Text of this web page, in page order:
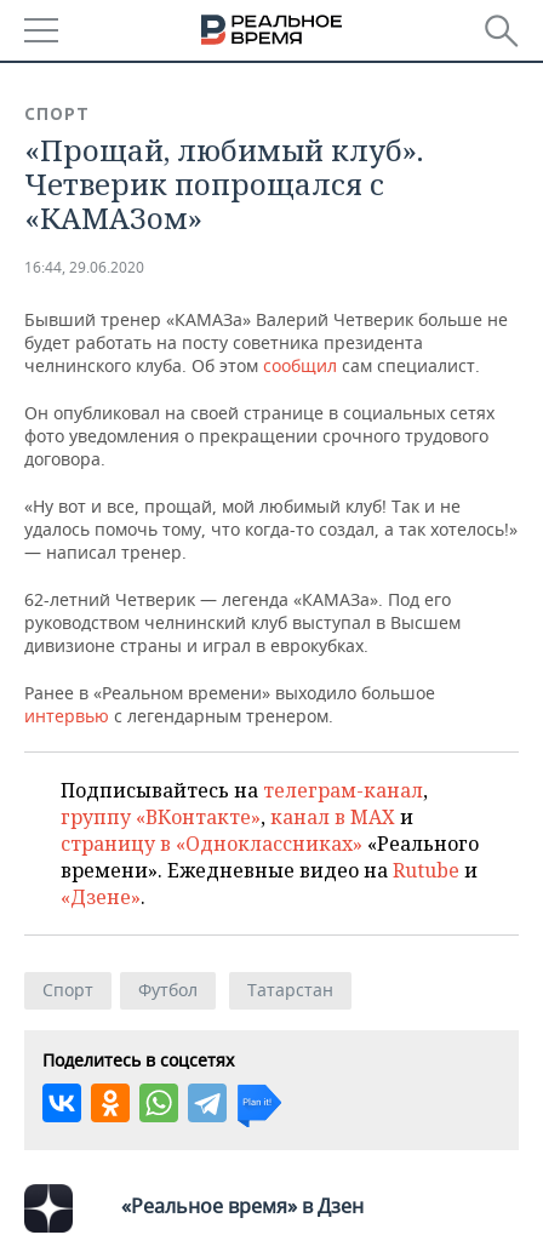
БАШКОРТОСТАН
ТАТАРСТАН
НОВОСТИ
АНАЛИТИКА
ДЕКЛАРАЦИИ О ДОХОДАХ
КОРОЛИ ГОСЗАКАЗА ПФО
ВУЗЫ ТАТАРСТАНА
КОМУ ПРИНАДЛЕЖАТ
ТОРГОВЫЕ ЦЕНТРЫ
ТАТАРСТАНА
НОВОСТИ ЭКОНОМИКИ
ФИНАНСЫ
БАНКИ
БЮДЖЕТ
ИНВЕСТИЦИИ
ПРОМЫШЛЕННОСТЬ
НОВОСТИ
ПРОМЫШЛЕННОСТИ
АГРОПРОМ
МАШИНОСТРОЕНИЕ
НЕФТЕХИМИЯ
НЕФТЬ
ОПК
ЭНЕРГЕТИКА
НЕДВИЖИМОСТЬ
НОВОСТИ НЕДВИЖИМОСТИ
АВТО
НОВОСТИ АВТО
НОВОСТИ БИЗНЕСА
РОЗНИЧНАЯ ТОРГОВЛЯ
ТРАНСПОРТ
УСЛУГИ
ТЕХНОЛОГИИ
НОВОСТИ ТЕХНОЛОГИЙ
IT
МЕДИА
ТЕЛЕКОММУНИКАЦИИ
МЕРОПРИЯТИЯ
НОВОСТИ МЕРОПРИЯТИЙ
ВЫЕЗДНАЯ РЕДАКЦИЯ
БИЗНЕС-БРАНЧИ
ONLINE-КОНФЕРЕНЦИИ
ОТКРЫТАЯ ЛЕКЦИЯ
СПОРТ
НОВОСТИ СПОРТА
ФУТБОЛ
ХОККЕЙ
БАСКЕТБОЛ
КИБЕРСПОРТ
ВОДНЫЕ ВИДЫ СПОРТА
ОБЩЕСТВО
НОВОСТИ ОБЩЕСТВА
ВЛАСТЬ
ИНФРАСТРУКТУРА
КУЛЬТУРА
ОБРАЗОВАНИЕ
ФОТОГАЛЕРЕЯ
СЮЖЕТЫ
СПРАВОЧНИК
СПИСОК КОМПАНИЙ
СПОРТ
«Прощай, любимый клуб».
Четверик попрощался с
«КАМАЗом»
16:44, 29.06.2020
Бывший тренер «КАМАЗа» Валерий Четверик больше не
будет работать на посту советника президента
челнинского клуба. Об этом сообщил сам специалист.
Он опубликовал на своей странице в социальных сетях
фото уведомления о прекращении срочного трудового
договора.
«Ну вот и все, прощай, мой любимый клуб! Так и не
удалось помочь тому, что когда-то создал, а так хотелось!»
— написал тренер.
62-летний Четверик — легенда «КАМАЗа». Под его
руководством челнинский клуб выступал в Высшем
дивизионе страны и играл в еврокубках.
Ранее в «Реальном времени» выходило большое
интервью с легендарным тренером.
Подписывайтесь на телеграм-канал,
группу «ВКонтакте»,канал в MAXи
страницу в «Одноклассниках» «Реального
времени». Ежедневные видео наRutube и
«Дзене».
Спорт Футбол Татарстан
Поделитесь в соцсетях
«Реальное время» в Дзен